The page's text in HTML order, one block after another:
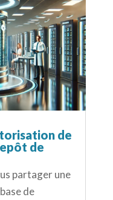
de
de
partager une
de